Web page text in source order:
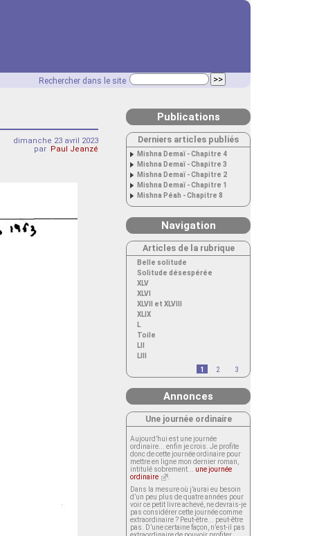
Rechercher dans le site
dimanche 23 avril 2023
par Paul Jeanzé
Publications
Derniers articles publiés
Mishna Demaï - Chapitre 4
Mishna Demaï - Chapitre 3
Mishna Demaï - Chapitre 2
Mishna Demaï - Chapitre 1
Mishna Péah - Chapitre 8
Navigation
Articles de la rubrique
Belle solitude
Solitude désespérée
XLV
XLVI
XLVII et XLVIII
XLIX
L
Toile
LII
LIII
1
2 3
Annonces
Une journée ordinaire
Aujourd’hui est une journée
ordinaire... enfin je crois. Je profite
donc de cette journée ordinaire pour
mettre en ligne mon dernier roman,
intitulé sobrement... une journée
ordinaire
Dans la mesure où j’aurai eu besoin
d’un peu plus de quatre années pour
voir ce petit livre achevé, ne devrais-je
pas considérer cette journée comme
extraordinaire ? Peut-être... peut-être
pas. D’une certaine façon, n’est-il pas